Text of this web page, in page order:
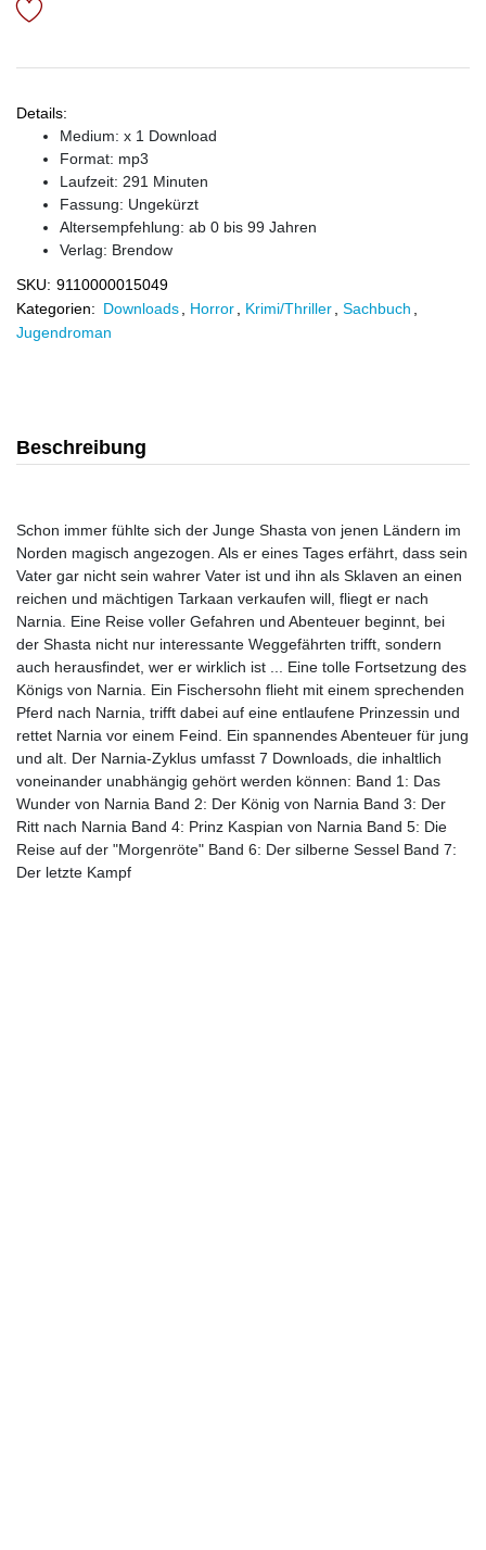
Details:
Medium: x 1 Download
Format: mp3
Laufzeit: 291 Minuten
Fassung: Ungekürzt
Altersempfehlung: ab 0 bis 99 Jahren
Verlag: Brendow
SKU: 9110000015049
Kategorien: Downloads Horror Krimi/Thriller Sachbuch
Jugendroman
Beschreibung
Schon immer fühlte sich der Junge Shasta von jenen Ländern im
Norden magisch angezogen. Als er eines Tages erfährt, dass sein
Vater gar nicht sein wahrer Vater ist und ihn als Sklaven an einen
reichen und mächtigen Tarkaan verkaufen will, fliegt er nach
Narnia. Eine Reise voller Gefahren und Abenteuer beginnt, bei
der Shasta nicht nur interessante Weggefährten trifft, sondern
auch herausfindet, wer er wirklich ist ... Eine tolle Fortsetzung des
Königs von Narnia. Ein Fischersohn flieht mit einem sprechenden
Pferd nach Narnia, trifft dabei auf eine entlaufene Prinzessin und
rettet Narnia vor einem Feind. Ein spannendes Abenteuer für jung
und alt. Der Narnia-Zyklus umfasst 7 Downloads, die inhaltlich
voneinander unabhängig gehört werden können: Band 1: Das
Wunder von Narnia Band 2: Der König von Narnia Band 3: Der
Ritt nach Narnia Band 4: Prinz Kaspian von Narnia Band 5: Die
Reise auf der "Morgenröte" Band 6: Der silberne Sessel Band 7:
Der letzte Kampf